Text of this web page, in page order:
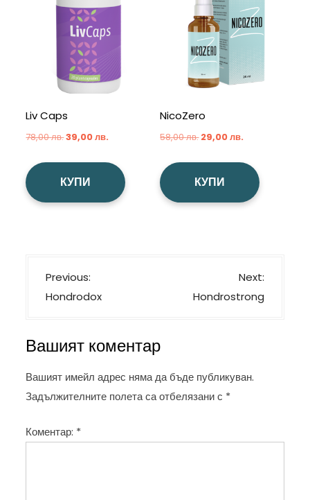
Liv Caps
78,00лв.Original
was:
39,00лв.
39,00 лв..
КУПИ
NicoZero
58,00лв. Original
was:
29,00лв.
29,00 лв..
КУПИ
Н
а
и
г
а
ц
я
Previous:
Hondrodox
Next:
Hondrostrong
Вашият коментар
Вашият имейл адрес няма да бъде публикуван.
Задължителните полета са отбелязани с *
Коментар: *